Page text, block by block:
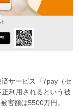
サービス『7pay（セ
利用されるという被
害額は5500万円。